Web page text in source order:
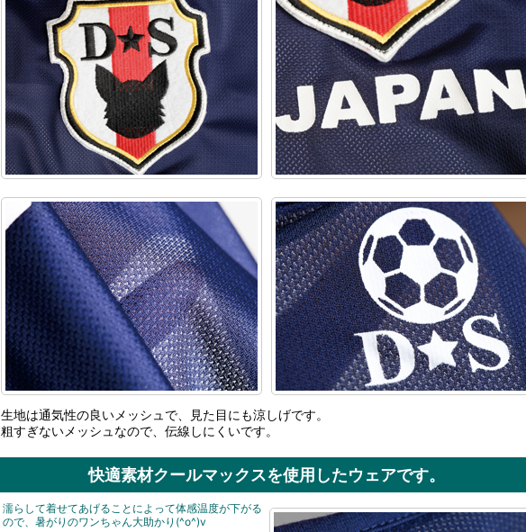
生地は通気性の良いメッシュで、見た目にも涼しげです。
粗すぎないメッシュなので、伝線しにくいです。
快適素材クールマックスを使用したウェアです。
濡らして着せてあげることによって体感温度が下がる
ので、暑がりのワンちゃん大助かり(^o^)v